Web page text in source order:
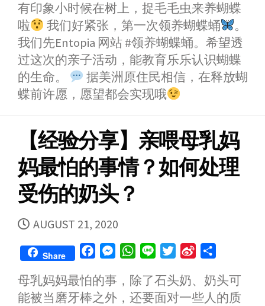
e
b
o
o
k
s
n
g
e
r
t
s
A
p
p
e
t
t
e
r
a
W
b
r
e
有印象小时候在树上，捉毛毛虫来养蝴蝶
啦
我们好紧张，第一次领养蝴蝶蛹
。
我们先Entopia 网站 #领养蝴蝶蛹。希望透
过这次的亲子活动，能教育乐乐认识蝴蝶
的生命。
据美洲原住民相信，在释放蝴
蝶前许愿，愿望都会实现哦
【经验分享】亲喂母乳妈
妈最怕的事情？如何处理
受伤的奶头？
PUBLISHED
DATE
AUGUST 21, 2020
Share
c
e
s
s
W
a
t
n
e
i
t
a
a
r
母乳妈妈最怕的事，除了石头奶、奶头可
能被当磨牙棒之外，还要面对一些人的质